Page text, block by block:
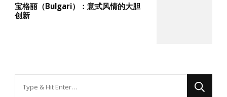
宝格丽（Bulgari）：意式风情的大胆
创新